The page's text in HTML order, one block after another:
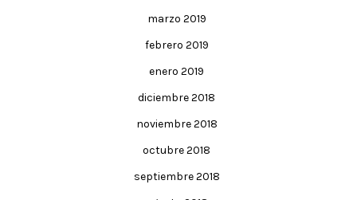
marzo 2019
febrero 2019
enero 2019
diciembre 2018
noviembre 2018
octubre 2018
septiembre 2018